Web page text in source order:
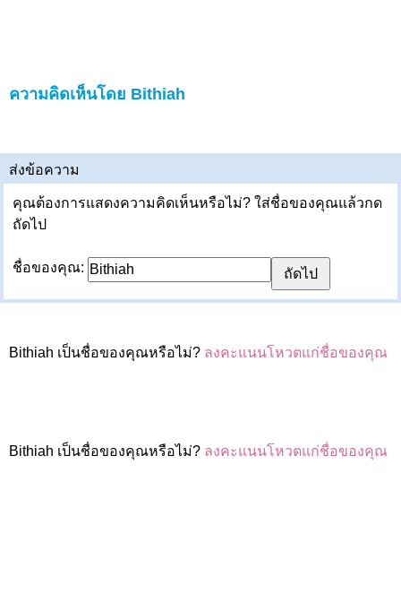
ความคิดเห็นโดย Bithiah
ส่งข้อความ
คุณต้องการแสดงความคิดเห็นหรือไม่? ใส่ชื่อของคุณแล้วกด
ถัดไป
ชื่อของคุณ:
Bithiah เป็นชื่อของคุณหรือไม่? ลงคะแนนโหวตแก่ชื่อของคุณ
Bithiah เป็นชื่อของคุณหรือไม่? ลงคะแนนโหวตแก่ชื่อของคุณ